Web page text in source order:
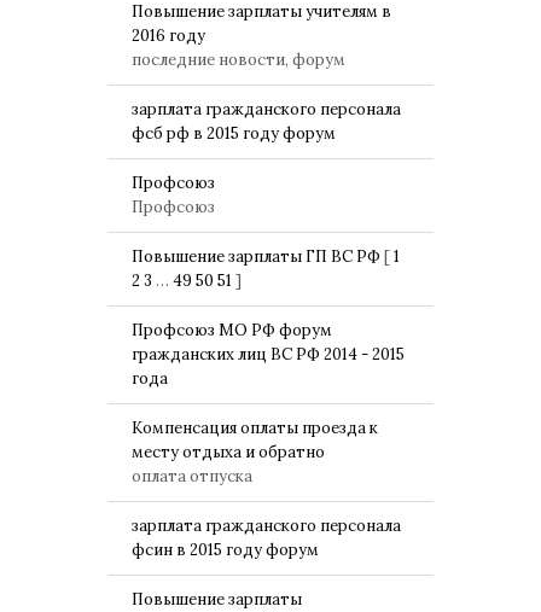
Повышение зарплаты учителям в
2016 году
последние новости, форум
зарплата гражданского персонала
фсб рф в 2015 году форум
Профсоюз
Профсоюз
Повышение зарплаты ГП ВС РФ [1
2 3 … 49 50 51 ]
Профсоюз МО РФ форум
гражданских лиц ВС РФ 2014 - 2015
года
Компенсация оплаты проезда к
месту отдыха и обратно
оплата отпуска
зарплата гражданского персонала
фсин в 2015 году форум
Повышение зарплаты